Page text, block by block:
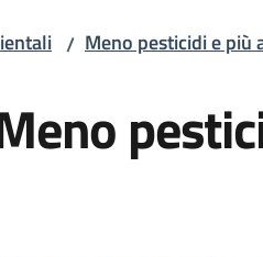
/ Meno pesticidi e più